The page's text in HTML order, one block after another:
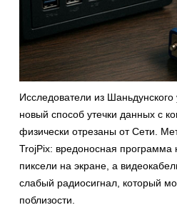
Исследователи из Шаньдунского
новый способ утечки данных с
физически отрезаны от Сети.
TrojPix: вредоносная программа
пиксели на экране, а
слабый радиосигнал, который
поблизости.